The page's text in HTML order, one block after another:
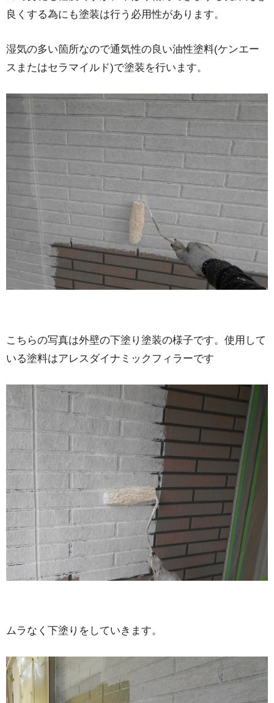
良くする為にも塗装は行う必用性があります。
湿気の多い箇所なので通気性の良い油性塗料(ケンエー
スまたはセラマイルド)で塗装を行います。
こちらの写真は外壁の下塗り塗装の様子です。使用して
いる塗料はアレスダイナミックフィラーです
ムラなく下塗りをしていきます。